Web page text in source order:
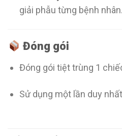
giải phẫu từng bệnh nhân.
Đóng gói
Đóng gói tiệt trùng 1
Sử dụng một lần duy nhất